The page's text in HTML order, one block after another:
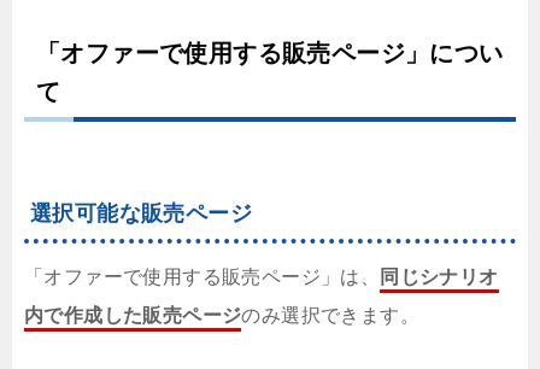
「オファーで使用する販売ページ」につい
て
選択可能な販売ページ
「オファーで使用する販売ページ」は、
同じシナリオ
内で作成した販売ページのみ選択できます。